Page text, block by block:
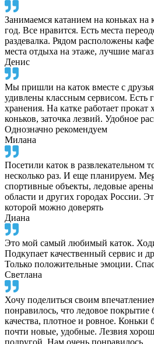
Занимаемся катанием на коньках на
год. Все нравится. Есть места
раздевалка. Рядом расположены
места отдыха на этаже, лучшие
Денис
Мы пришли на каток вместе с
удивлены классным сервисом. Есть
хранения. На катке работает
коньков, заточка лезвий. Удобное
Однозначно рекомендуем
Милана
Посетили каток в развлекательном
несколько раз. И еще планируем.
спортивные объекты, ледовые
области и других городах России.
которой можно доверять
Диана
Это мой самый любимый каток.
Подкупает качественный сервис и
Только положительные эмоции.
Светлана
Хочу поделиться своим
понравилось, что ледовое
качества, плотное и ровное. Коньки
почти новые, удобные. Лезвия
подругой. Нам очень понравилось.